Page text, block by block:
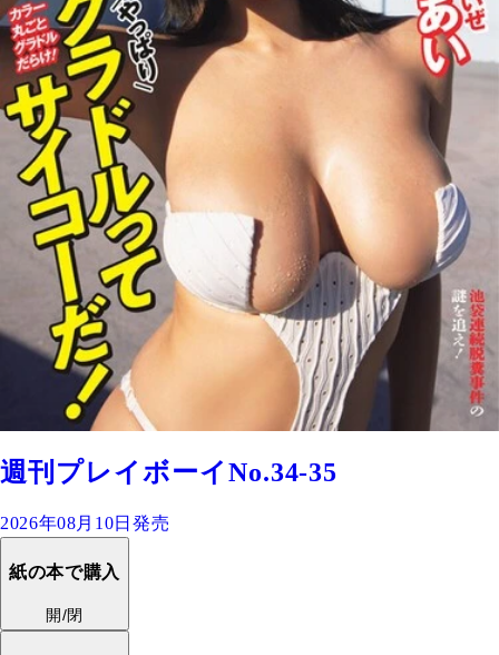
週刊プレイボーイNo.34-35
2026年08月10日発売
紙の本で購入
開/閉